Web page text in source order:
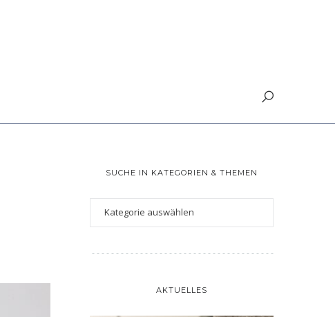
SUCHE IN KATEGORIEN & THEMEN
AKTUELLES